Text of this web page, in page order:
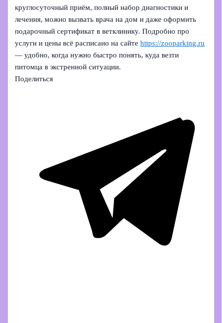
круглосуточный приём, полный набор диагностики и
лечения, можно вызвать врача на дом и даже оформить
подарочный сертификат в ветклинику. Подробно про
услуги и цены всё расписано на сайтеhttps://zooparking.ru
— удобно, когда нужно быстро понять, куда везти
питомца в экстренной ситуации.
Поделиться